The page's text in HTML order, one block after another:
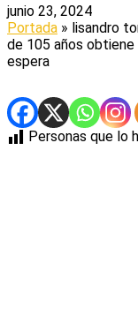
junio 23, 2024
Portada » lisandro
de 105 años
espera
Personas que lo